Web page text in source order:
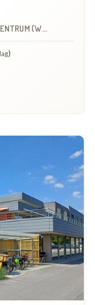
(WZC)
)